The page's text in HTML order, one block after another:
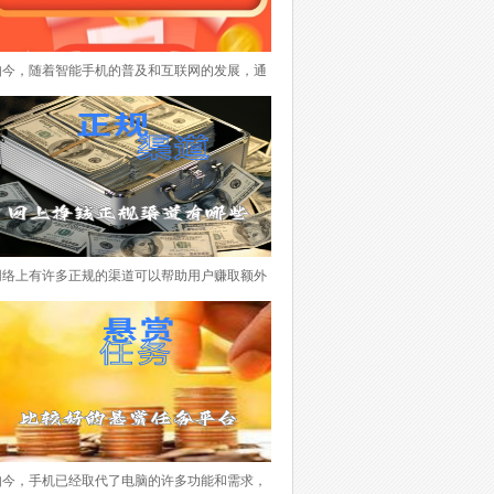
，随着智能手机的普及和互联网的发展，通
机做任务赚取佣金已经成为一种越来越流行
方式。不仅可以利用碎片化时间赚取额外收
还可以体验各种有趣的任务。本文将介绍一
目前市场上颇受欢迎的手机做任务赚钱的APP
榜，希望对您找到适合自己的任务赚钱平台
帮助。 下面便是手机做任务赚钱的APP排行
台时，务必注意任务的真实性和可靠性，避
与虚假、违法或不良的活动。希望本文能够
您找到一款适合的任务赚钱APP，帮助您实现
额外收入的目标。
上有许多正规的渠道可以帮助用户赚取额外
入。以下是一些推荐的平台，它们提供了多
赚钱方式，适合不同的用户需求。 下面一些
荐的网络赚钱平台，它们提供了多样化的任
赚钱方式，适合不同用户的需求。用户可以
自己的兴趣和时间灵活选择参与，获得额外
入。记得在使用这些平台时，要注意保护个
，手机已经取代了电脑的许多功能和需求，